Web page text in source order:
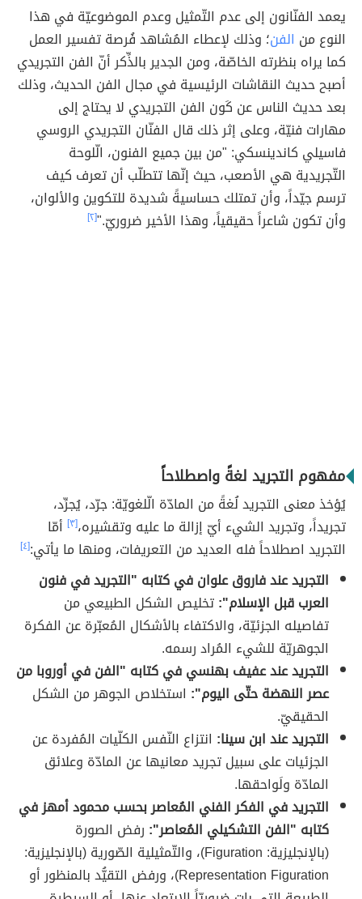
يعمد الفنّانون إلى عدم التّمثيل وعدم الموضوعيّة في هذا
النوع من الفن؛ وذلك لإعطاء المُشاهد فُرصة تفسير العمل
كما يراه بنظرته الخاصّة، ومن الجدير بالذِّكر أنّ الفن التجريدي
أصبح حديث النقاشات الرئيسية في مجال الفن الحديث، وذلك
بعد حديث الناس عن كَون الفن التجريدي لا يحتاج إلى
مهارات فنيّة، وعلى إثر ذلك قال الفنّان التجريدي الروسي
فاسيلي كاندينسكي: "من بين جميع الفنون، الّلوحة
التّجريدية هي الأصعب، حيث إنّها تتطلّب أن تعرف كيف
ترسم جيّداً، وأن تمتلك حساسيةً شديدة للتكوين والألوان،
وأن تكون شاعراً حقيقياً، وهذا الأخير ضروريّ."[٢]
مفهوم التجريد لغةً واصطلاحاً
يُؤخذ معنى التجريد لُغةً من المادّة الّلغويّة: جرّد، يُجرِّد،
تجريداً، وتجريد الشيء أيّ إزالة ما عليه وتقشيره،[٣]
أمّا
التجريد اصطلاحاً فله العديد من التعريفات، ومنها ما يأتي:[٤]
التجريد عند فاروق علوان في كتابه "التجريد في فنون
العرب قبل الإسلام":تخليص الشكل الطبيعي من
تفاصيله الجزئيّة، والاكتفاء بالأشكال المُعبّرة عن الفكرة
الجوهريّة للشيء المُراد رسمه.
التجريد عند عفيف بهنسي في كتابه "الفن في أوروبا من
عصر النهضة حتّى اليوم": استخلاص الجوهر من الشكل
الحقيقيّ.
التجريد عند ابن سينا: انتزاع النّفس الكلّيات المُفردة عن
الجزئيات على سبيل تجريد معانيها عن المادّة وعلائق
المادّة ولَواحقها.
التجريد في الفكر الفني المُعاصر بحسب محمود أمهز في
كتابه "الفن التشكيلي المُعاصر": رفض الصورة
(بالإنجليزية: Figuration)، والتّمثيلية الصّورية (بالإنجليزية:
Representation Figuration)، ورفض التقيُّد بالمنظور أو